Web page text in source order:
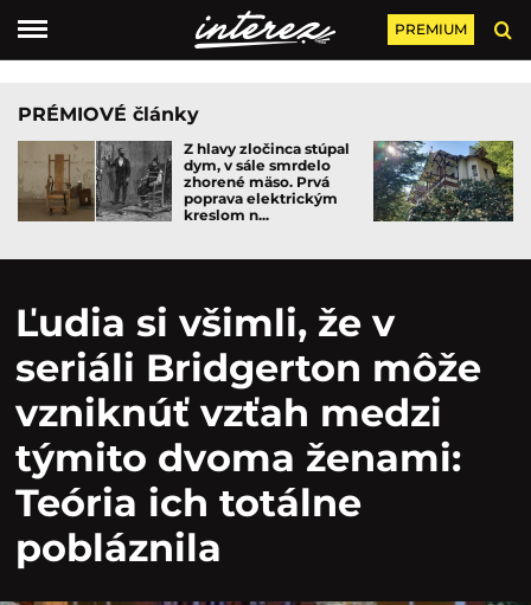
PREMIUM
PRÉMIOVÉ články
Z hlavy zločinca stúpal
dym, v sále smrdelo
zhorené mäso. Prvá
poprava elektrickým
kreslom n...
Ľudia si všimli, že v
seriáli Bridgerton môže
vzniknúť vzťah medzi
týmito dvoma ženami:
Teória ich totálne
pobláznila